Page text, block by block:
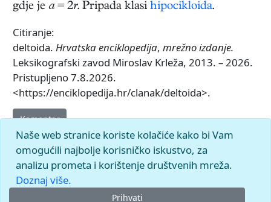
gdje je a= 2r. Pripada klasi hipocikloida.
Citiranje:
deltoida. Hrvatska enciklopedija, mrežno izdanje.
Leksikografski zavod Miroslav Krleža, 2013. – 2026.
Pristupljeno 7.8.2026.
<https://enciklopedija.hr/clanak/deltoida>.
Komentar
Naše web stranice koriste kolačiće kako bi Vam
omogućili najbolje korisničko iskustvo, za
analizu prometa i korištenje društvenih mreža.
Doznaj više.
Prihvati